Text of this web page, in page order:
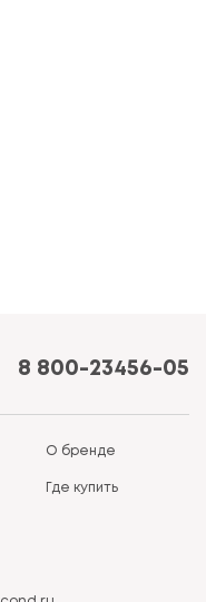
8 800-23456-05
О бренде
Где купить